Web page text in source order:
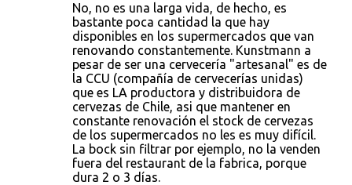
No, no es una larga vida, de hecho, es
bastante poca cantidad la que hay
disponibles en los supermercados que van
renovando constantemente. Kunstmann a
pesar de ser una cervecería "artesanal" es de
la CCU (compañía de cervecerías unidas)
que es LA productora y distribuidora de
cervezas de Chile, asi que mantener en
constante renovación el stock de cervezas
de los supermercados no les es muy difícil.
La bock sin filtrar por ejemplo, no la venden
fuera del restaurant de la fabrica, porque
dura 2 o 3 días.